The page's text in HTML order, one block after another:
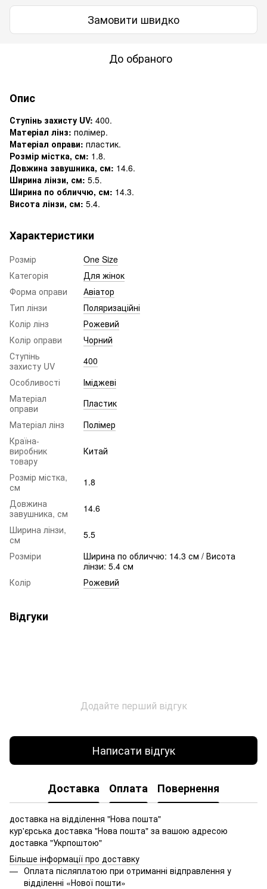
Замовити швидко
До обраного
Опис
Ступінь захисту UV: 400.
Матеріал лінз: полімер.
Матеріал оправи: пластик.
Розмір містка, см: 1.8.
Довжина завушника, см: 14.6.
Ширина лінзи, см: 5.5.
Ширина по обличчю, см: 14.3.
Висота лінзи, см: 5.4.
Характеристики
Розмір
One Size
Категорія
Для жінок
Форма оправи
Авіатор
Тип лінзи
Поляризаційні
Колір лінз
Рожевий
Колір оправи
Чорний
Ступінь
захисту UV
400
Особливості
Іміджеві
Матеріал
оправи
Пластик
Матеріал лінз
Полімер
Країна-
виробник
товару
Китай
Розмір містка,
см
1.8
Довжина
завушника, см
14.6
Ширина лінзи,
см
5.5
Розміри
Ширина по обличчю: 14.3 см / Висота
лінзи: 5.4 см
Колір
Рожевий
Відгуки
Додайте перший відгук
Написати відгук
Доставка Оплата Повернення
доставка на відділення "Нова пошта"
кур'єрська доставка "Нова пошта" за вашою адресою
доставка "Укрпоштою"
Більше інформації про доставку
Оплата післяплатою при отриманні відправлення у
відділенні «Нової пошти»